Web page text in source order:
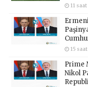
11
15
Prime
Nikol